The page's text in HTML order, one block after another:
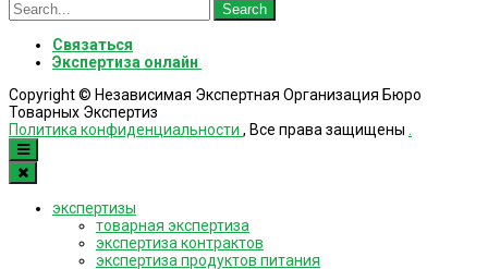
Search
for:
Связаться
Экспертиза онлайн
Copyright © Независимая Экспертная Организация Бюро
Товарных Экспертиз
Политика конфиденциальности , Все права защищены
экспертизы
товарная экспертиза
экспертиза контрактов
экспертиза продуктов питания